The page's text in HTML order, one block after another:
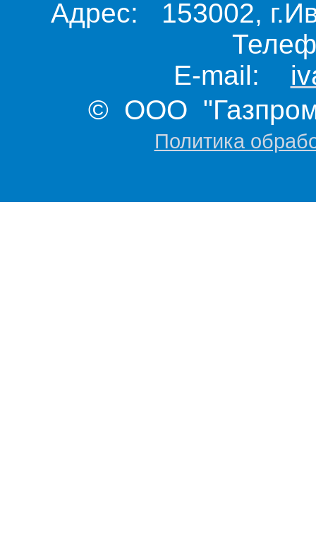
Адрес: 153002,
E-mail:
© ООО "Газпром
Политика